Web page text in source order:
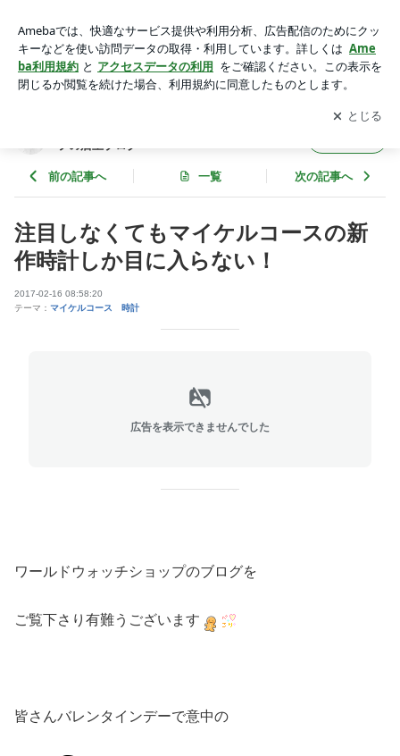
| 腕時計の通販店舗のワールドウォッチショップの店主ブログ
アプリをダウンロードして ブログの更新通知
を受け取りまし
ょう。
開く
プの店主ブログ
前の記事へ 一覧 次の記事へ
注目しなくてもマイケルコースの新
作時計しか目に入らない！
2017-02-16 08:58:20
テーマ： マイケルコース 時計
広告を表示できませんでした
ワールドウォッチショップのブログを
ご覧下さり有難うございます
皆さんバレンタインデーで意中の